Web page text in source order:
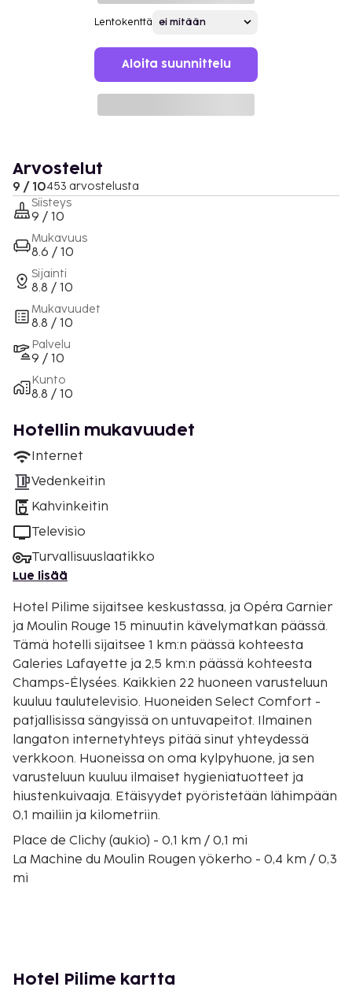
Lentokenttä
Aloita suunnittelu
Arvostelut
9 / 10453 arvostelusta
Siisteys
9 / 10
Mukavuus
8.6 / 10
Sijainti
8.8 / 10
Mukavuudet
8.8 / 10
Palvelu
9 / 10
Kunto
8.8 / 10
Hotellin mukavuudet
Internet
Vedenkeitin
Kahvinkeitin
Televisio
Turvallisuuslaatikko
Lue lisää
Hotel Pilime sijaitsee keskustassa, ja Opéra Garnier
ja Moulin Rouge 15 minuutin kävelymatkan päässä.
Tämä hotelli sijaitsee 1 km:n päässä kohteesta
Galeries Lafayette ja 2,5 km:n päässä kohteesta
Champs-Élysées. Kaikkien 22 huoneen varusteluun
kuuluu taulutelevisio. Huoneiden Select Comfort -
patjallisissa sängyissä on untuvapeitot. Ilmainen
langaton internetyhteys pitää sinut yhteydessä
verkkoon. Huoneissa on oma kylpyhuone, ja sen
varusteluun kuuluu ilmaiset hygieniatuotteet ja
hiustenkuivaaja. Etäisyydet pyöristetään lähimpään
0,1 mailiin ja kilometriin.
Place de Clichy (aukio) - 0,1 km / 0,1 mi
La Machine du Moulin Rougen yökerho - 0,4 km / 0,3
mi
Opéra Garnier - 1,2 km / 0,8 mi
Hotel Pilime kartta